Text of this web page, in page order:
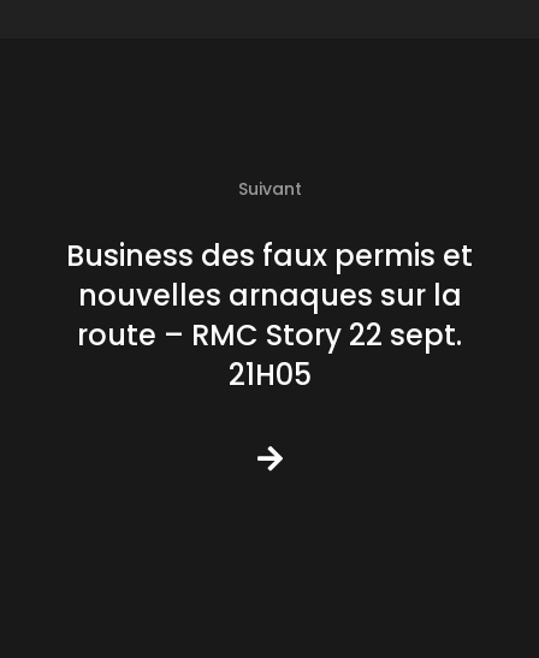
Suivant
Business des faux permis et
nouvelles arnaques sur la
route – RMC Story 22 sept.
21H05